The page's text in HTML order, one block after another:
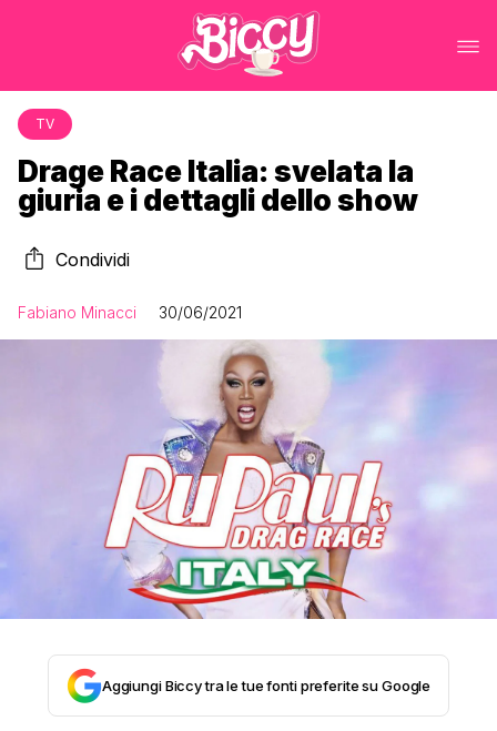
TV
Drage Race Italia: svelata la
giuria e i dettagli dello show
Condividi
Fabiano Minacci 30/06/2021
Aggiungi Biccy tra le tue fonti preferite su Google